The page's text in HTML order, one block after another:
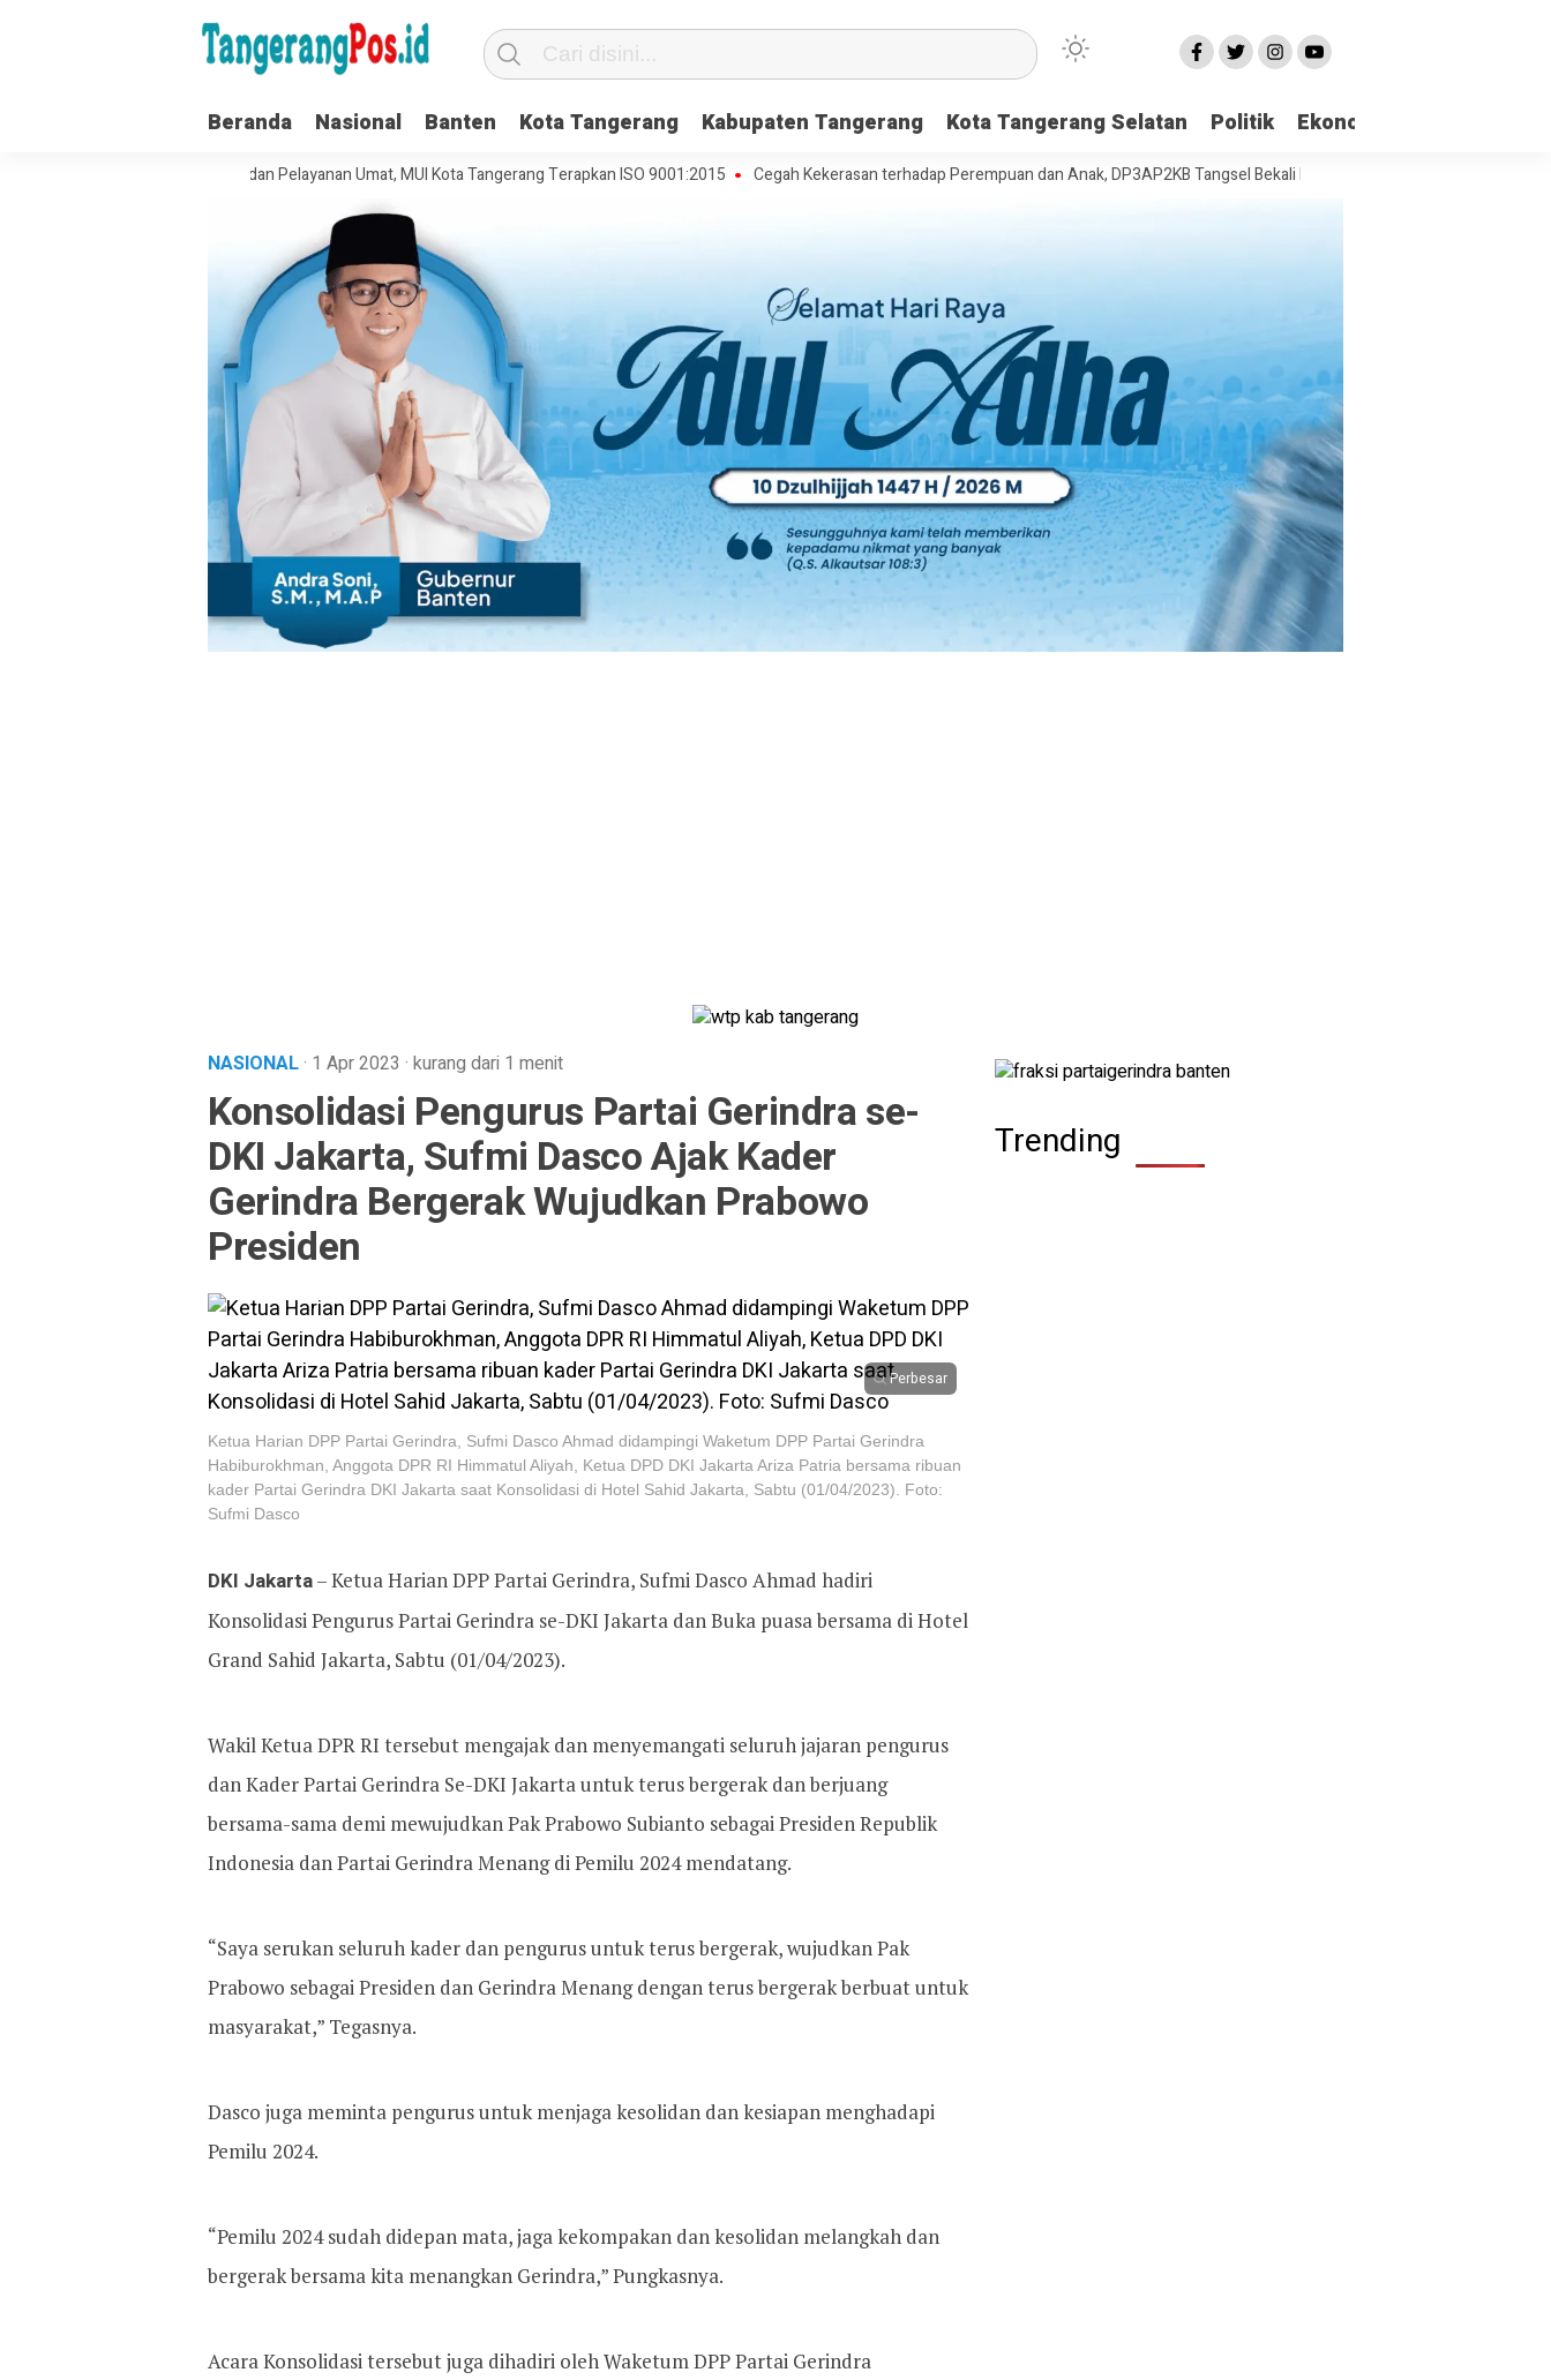
Beranda Nasional Banten Kota Tangerang Kabupaten Tangerang Kota Tangerang Selatan Politik Ekonomi
Tata Kelola Organisasi dan Pelayanan Umat, MUI Kota Tangerang Terapkan ISO 9001:2015 Cegah Kekerasan terhadap Perempuan dan Anak, DP3AP2KB Tangsel Bekali Masyarakat Manajemen Stres dan
NASIONAL· 1 Apr 2023 · kurang dari 1 menit
Konsolidasi Pengurus Partai Gerindra se-
DKI Jakarta, Sufmi Dasco Ajak Kader
Gerindra Bergerak Wujudkan Prabowo
Presiden
Perbesar
Ketua Harian DPP Partai Gerindra, Sufmi Dasco Ahmad didampingi Waketum DPP Partai Gerindra
Habiburokhman, Anggota DPR RI Himmatul Aliyah, Ketua DPD DKI Jakarta Ariza Patria bersama ribuan
kader Partai Gerindra DKI Jakarta saat Konsolidasi di Hotel Sahid Jakarta, Sabtu (01/04/2023). Foto:
Sufmi Dasco
DKI Jakarta– Ketua Harian DPP Partai Gerindra, Sufmi Dasco Ahmad hadiri
Konsolidasi Pengurus Partai Gerindra se-DKI Jakarta dan Buka puasa bersama di Hotel
Grand Sahid Jakarta, Sabtu (01/04/2023).
Wakil Ketua DPR RI tersebut mengajak dan menyemangati seluruh jajaran pengurus
dan Kader Partai Gerindra Se-DKI Jakarta untuk terus bergerak dan berjuang
bersama-sama demi mewujudkan Pak Prabowo Subianto sebagai Presiden Republik
Indonesia dan Partai Gerindra Menang di Pemilu 2024 mendatang.
“Saya serukan seluruh kader dan pengurus untuk terus bergerak, wujudkan Pak
Prabowo sebagai Presiden dan Gerindra Menang dengan terus bergerak berbuat untuk
masyarakat,” Tegasnya.
Dasco juga meminta pengurus untuk menjaga kesolidan dan kesiapan menghadapi
Pemilu 2024.
“Pemilu 2024 sudah didepan mata, jaga kekompakan dan kesolidan melangkah dan
bergerak bersama kita menangkan Gerindra,” Pungkasnya.
Acara Konsolidasi tersebut juga dihadiri oleh Waketum DPP Partai Gerindra
Trending